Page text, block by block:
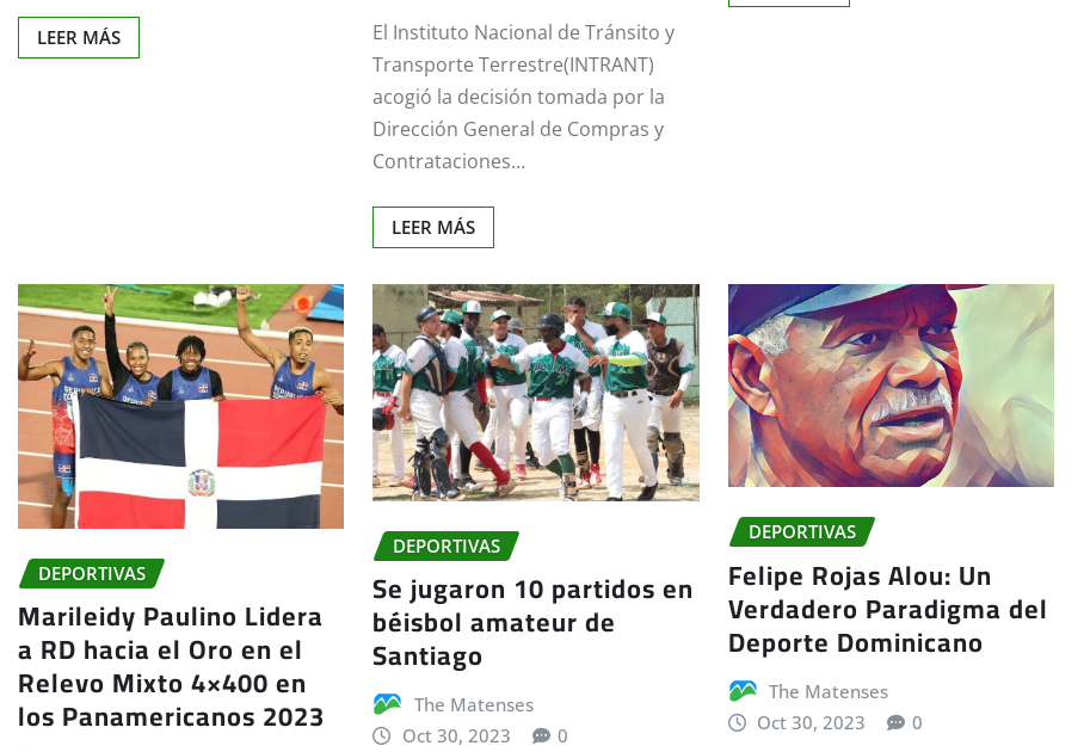
LEER MÁS
El Instituto Nacional de Tránsito y
Transporte Terrestre(INTRANT)
acogió la decisión tomada por la
Dirección General de Compras y
Contrataciones…
LEER MÁS
DEPORTIVAS
Marileidy Paulino Lidera
a RD hacia el Oro en el
Relevo Mixto 4×400 en
los Panamericanos 2023
DEPORTIVAS
Se jugaron 10 partidos en
béisbol amateur de
Santiago
The Matenses
Oct 30, 2023
0
DEPORTIVAS
Felipe Rojas Alou: Un
Verdadero Paradigma del
Deporte Dominicano
The Matenses
Oct 30, 2023
0